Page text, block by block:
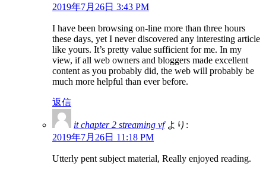
2019年7月26日 3:43 PM
I have been browsing on-line more than three hours
these days, yet I never discovered any interesting article
like yours. It’s pretty value sufficient for me. In my
view, if all web owners and bloggers made excellent
content as you probably did, the web will probably be
much more helpful than ever before.
返信
it chapter 2 streaming vf より:
2019年7月26日 11:18 PM
Utterly pent subject material, Really enjoyed reading.